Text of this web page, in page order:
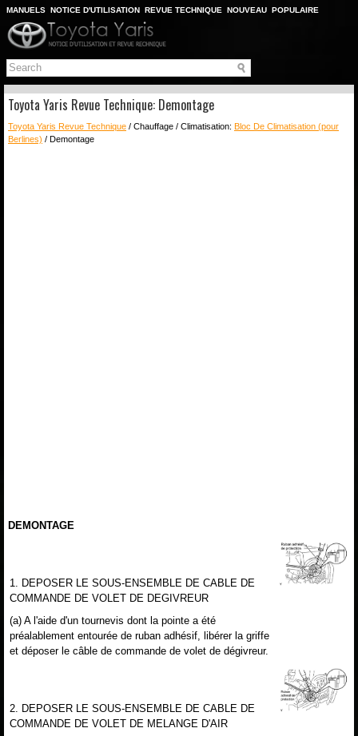
MANUELS NOTICE D'UTILISATION REVUE TECHNIQUE NOUVEAU POPULAIRE
PLAN DU SITE
CHERCHER
Toyota Yaris Revue Technique: Demontage
Toyota Yaris Revue Technique / Chauffage / Climatisation: Bloc De Climatisation (pour
Berlines) / Demontage
DEMONTAGE
1. DEPOSER LE SOUS-ENSEMBLE DE CABLE DE
COMMANDE DE VOLET DE DEGIVREUR
(a) A l'aide d'un tournevis dont la pointe a été
préalablement entourée de ruban adhésif, libérer la griffe
et déposer le câble de commande de volet de dégivreur.
2. DEPOSER LE SOUS-ENSEMBLE DE CABLE DE
COMMANDE DE VOLET DE MELANGE D'AIR